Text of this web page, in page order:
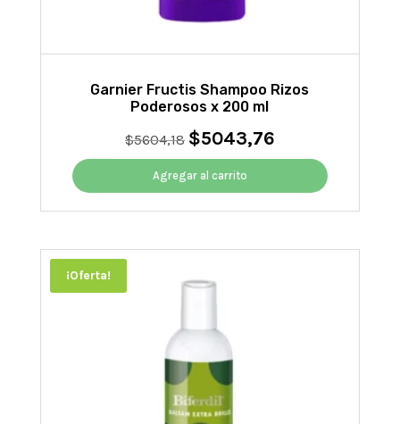
Garnier Fructis Shampoo Rizos
Poderosos x 200 ml
$5604,18 El
precio
original
era:
$5604,18.
$5043,76El
precio
es:
$5043,76.
Agregar al carrito
¡Oferta!